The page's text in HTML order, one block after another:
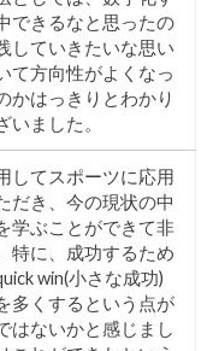
できるなと思ったの
していきたいな思い
て方向性がよくなっ
かはっきりとわかり
いました。
してスポーツに応用
だき、今の現状の中
学ぶことができて非
特に、成功するため
win(小さな成功)
多くするという点が
はないかと感じまし